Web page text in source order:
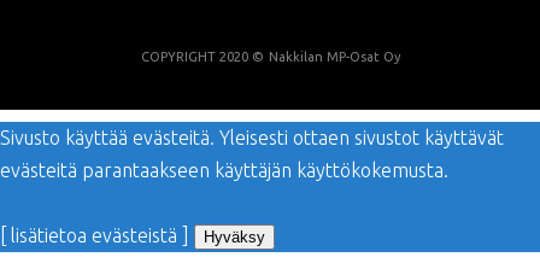
COPYRIGHT 2020 © Nakkilan MP-Osat Oy
Sivusto käyttää evästeitä. Yleisesti ottaen sivustot käyttävät
evästeitä parantaakseen käyttäjän käyttökokemusta.
[ lisätietoa evästeistä ] Hyväksy